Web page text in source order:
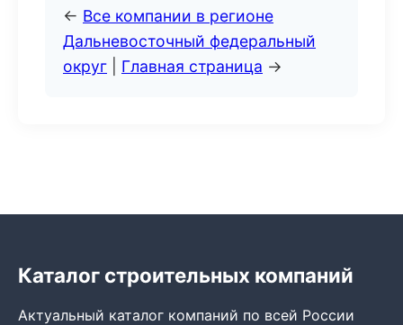
← Все компании в регионе
Дальневосточный федеральный
округ
Главная страница →
Каталог строительных компаний
Актуальный каталог компаний по всей России